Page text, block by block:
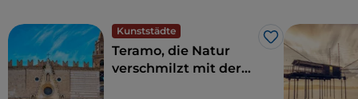
Kunststädte
Like
Teramo, die Natur
verschmilzt mit der